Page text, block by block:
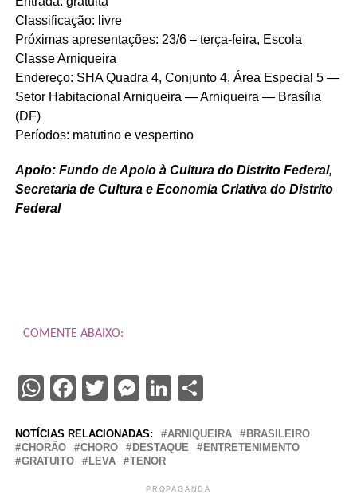
Classificação: livre
Próximas apresentações: 23/6 – terça-feira, Escola
Classe Arniqueira
Endereço: SHA Quadra 4, Conjunto 4, Área Especial 5 —
Setor Habitacional Arniqueira — Arniqueira — Brasília
(DF)
Períodos: matutino e vespertino
Apoio: Fundo de Apoio à Cultura do Distrito Federal,
Secretaria de Cultura e Economia Criativa do Distrito
Federal
COMENTE ABAIXO:
WhatsApp
Facebook
Twitter
Messenger
LinkedIn
Share
NOTÍCIAS RELACIONADAS: ARNIQUEIRA
BRASILEIRO
CHORÃO
CHORO DESTAQUE
ENTRETENIMENTO
GRATUITO
LEVA TENOR
PROPAGANDA